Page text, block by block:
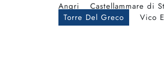
Angri Castellammare di
Torre Del Greco
Vico